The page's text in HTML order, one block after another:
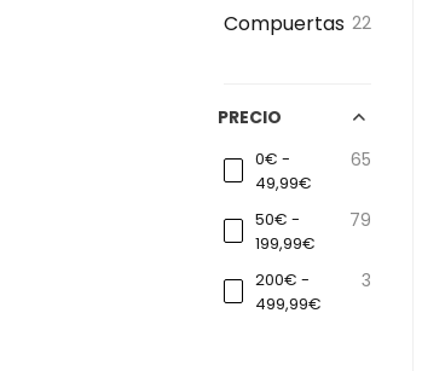
Compuertas 22
PRECIO
0€ -
49,99€
65
50€ -
199,99€
79
200€ -
499,99€
3